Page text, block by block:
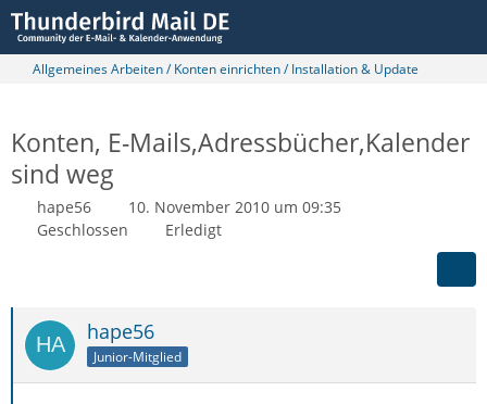
Allgemeines Arbeiten / Konten einrichten / Installation & Update
Konten, E-Mails,Adressbücher,Kalender
sind weg
hape56
10. November 2010 um 09:35
Geschlossen
Erledigt
hape56
Junior-Mitglied